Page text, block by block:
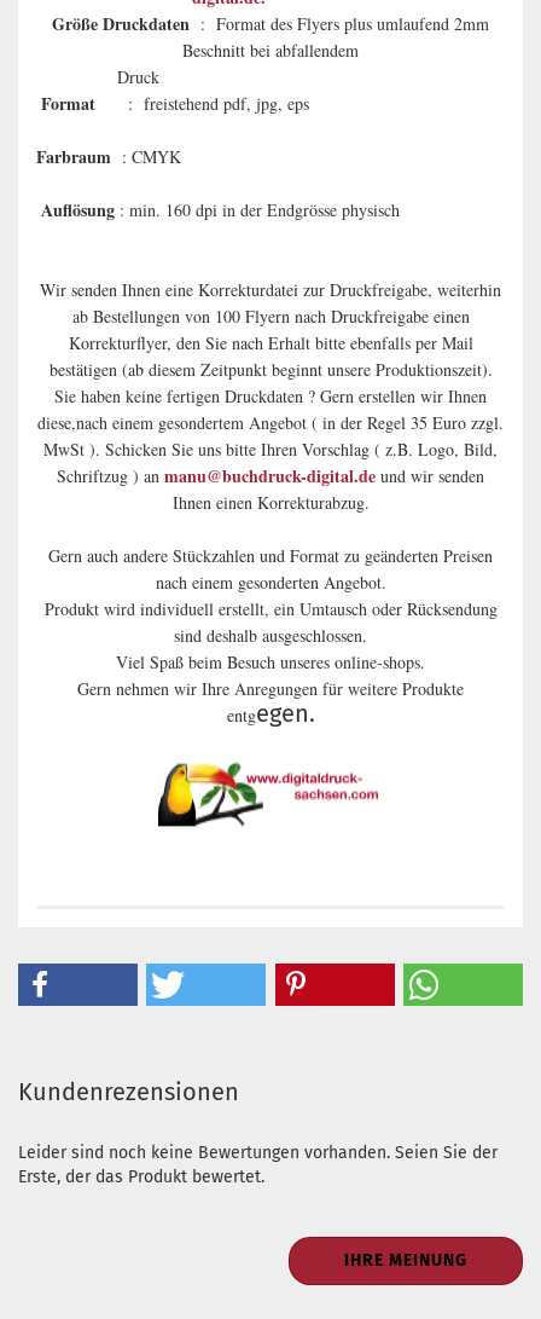
Größe Druckdaten : Format des Flyers plus umlaufend 2mm
Beschnitt bei abfallendem
Druck
Format: freistehend pdf, jpg, eps
Farbraum : CMYK
Auflösung: min. 160 dpi in der Endgrösse physisch
Wir senden Ihnen eine Korrekturdatei zur Druckfreigabe, weiterhin
ab Bestellungen von 100 Flyern nach Druckfreigabe einen
Korrekturflyer, den Sie nach Erhalt bitte ebenfalls per Mail
bestätigen (ab diesem Zeitpunkt beginnt unsere Produktionszeit).
Sie haben keine fertigen Druckdaten ? Gern erstellen wir Ihnen
diese,nach einem gesondertem Angebot ( in der Regel 35 Euro zzgl.
MwSt ). Schicken Sie uns bitte Ihren Vorschlag ( z.B. Logo, Bild,
Schriftzug ) an manu@buchdruck-digital.de und wir senden
Ihnen einen Korrekturabzug.
Gern auch andere Stückzahlen und Format zu geänderten Preisen
nach einem gesonderten Angebot.
Produkt wird individuell erstellt, ein Umtausch oder Rücksendung
sind deshalb ausgeschlossen.
Viel Spaß beim Besuch unseres online-shops.
Gern nehmen wir Ihre Anregungen für weitere Produkte
entgegen.
Kundenrezensionen
Leider sind noch keine Bewertungen vorhanden. Seien Sie der
Erste, der das Produkt bewertet.
IHRE MEINUNG